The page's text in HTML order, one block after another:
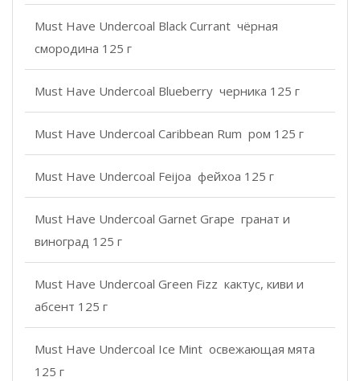
Must Have Undercoal Black Currant чёрная
смородина 125 г
Must Have Undercoal Blueberry черника 125 г
Must Have Undercoal Caribbean Rum ром 125 г
Must Have Undercoal Feijoa фейхоа 125 г
Must Have Undercoal Garnet Grape гранат и
виноград 125 г
Must Have Undercoal Green Fizz кактус, киви и
абсент 125 г
Must Have Undercoal Ice Mint освежающая мята
125 г